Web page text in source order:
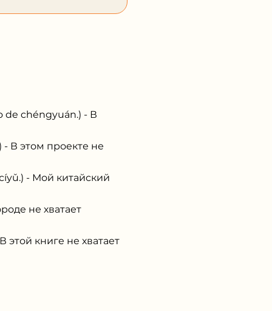
de chéngyuán.) - В
- В этом проекте не
- Мой китайский
не хватает
этой книге не хватает